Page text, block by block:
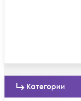
Категории